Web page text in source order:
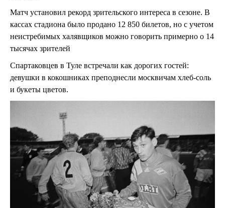
Матч установил рекорд зрительского интереса в сезоне. В
кассах стадиона было продано 12 850 билетов, но с учетом
неистребимых халявщиков можно говорить примерно о 14
тысячах зрителей
Спартаковцев в Туле встречали как дорогих гостей:
девушки в кокошниках преподнесли москвичам хлеб-соль
и букеты цветов.